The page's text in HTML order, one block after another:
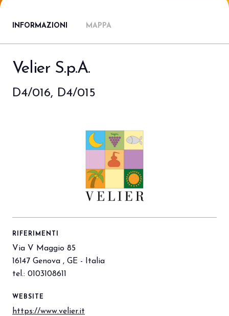
PRENOTA IL TUO STAND
person
INFORMAZIONI MAPPA
Velier S.p.A.
D4/016, D4/015
RIFERIMENTI
Via V Maggio 85
16147 Genova , GE - Italia
tel.: 0103108611
WEBSITE
https://www.velier.it